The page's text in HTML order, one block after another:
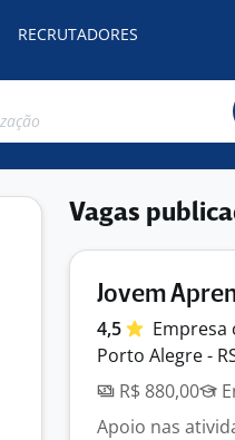
RECRUTADORES
Vagas
Jovem
4,5 Empresa
Porto Alegre -
R$ 880,00
Apoio nas